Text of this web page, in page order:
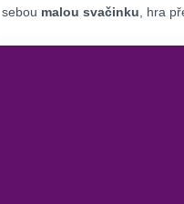
sebou malou svačinku , hra